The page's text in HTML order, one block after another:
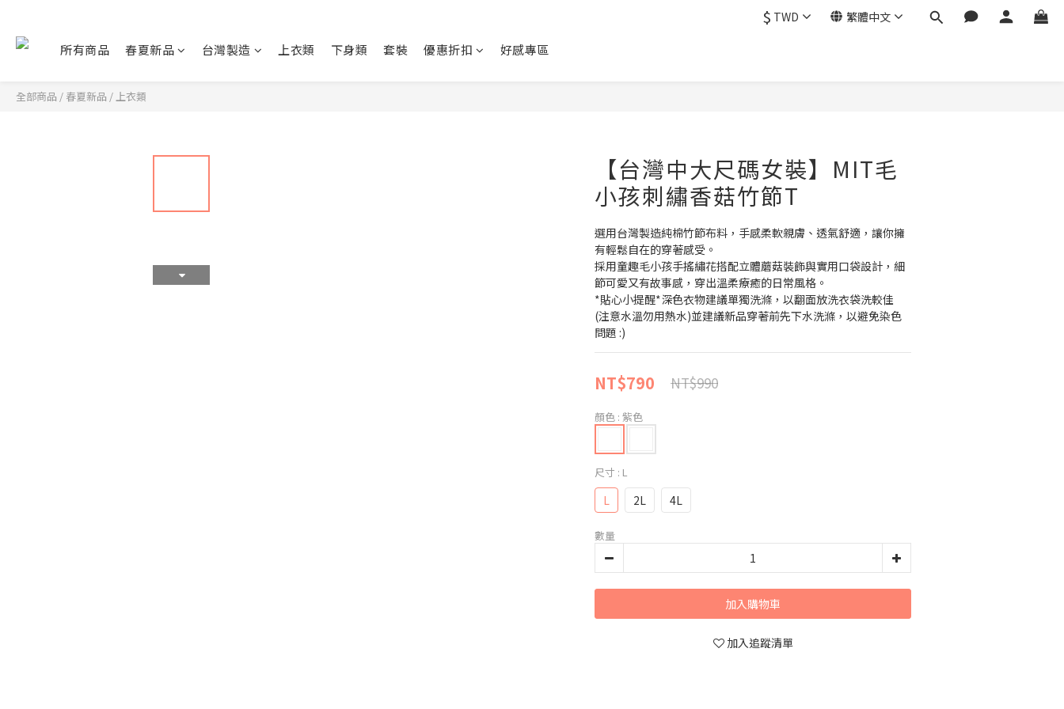
$ TWD 繁體中文
所有商品 春夏新品 台灣製造 上衣類 下身類 套裝 優惠折扣 好感專區
全部商品 / 春夏新品 /上衣類
【台灣中大尺碼女裝】MIT毛
小孩刺繡香菇竹節T
選用台灣製造純棉竹節布料，手感柔軟親膚、透氣舒適，讓你擁
有輕鬆自在的穿著感受。
採用童趣毛小孩手搖繡花搭配立體蘑菇裝飾與實用口袋設計，細
節可愛又有故事感，穿出溫柔療癒的日常風格。
*貼心小提醒*深色衣物建議單獨洗滌，以翻面放洗衣袋洗較佳
(注意水溫勿用熱水)並建議新品穿著前先下水洗滌，以避免染色
問題 :)
NT$790 NT$990
顏色 : 紫色
尺寸 : L
L 2L 4L
數量
加入購物車
加入追蹤清單